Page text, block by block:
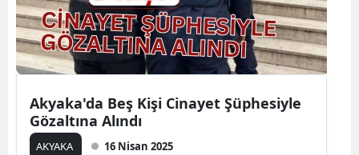
Erzurum
Eskişehir
Gaziantep
Giresun
Akyaka'da Beş Kişi Cinayet Şüphesiyle
Gözaltına Alındı
AKYAKA 16 Nisan 2025